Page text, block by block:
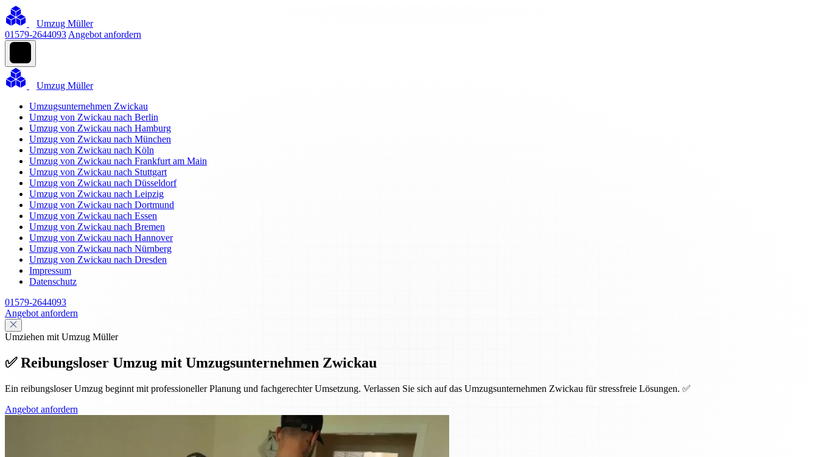
Umzug Müller
01579-2644093 Angebot anfordern
Umzug Müller
Umzugsunternehmen Zwickau
Umzug von Zwickau nach Berlin
Umzug von Zwickau nach Hamburg
Umzug von Zwickau nach München
Umzug von Zwickau nach Köln
Umzug von Zwickau nach Frankfurt am Main
Umzug von Zwickau nach Stuttgart
Umzug von Zwickau nach Düsseldorf
Umzug von Zwickau nach Leipzig
Umzug von Zwickau nach Dortmund
Umzug von Zwickau nach Essen
Umzug von Zwickau nach Bremen
Umzug von Zwickau nach Hannover
Umzug von Zwickau nach Nürnberg
Umzug von Zwickau nach Dresden
Impressum
Datenschutz
01579-2644093
Angebot anfordern
Umziehen mit Umzug Müller
✅ Reibungsloser Umzug mit Umzugsunternehmen Zwickau
Ein reibungsloser Umzug beginnt mit professioneller Planung und fachgerechter Umsetzung. Verlassen Sie sich auf das Umzugsunternehmen Zwickau für stressfreie Lösungen. ✅
Angebot anfordern